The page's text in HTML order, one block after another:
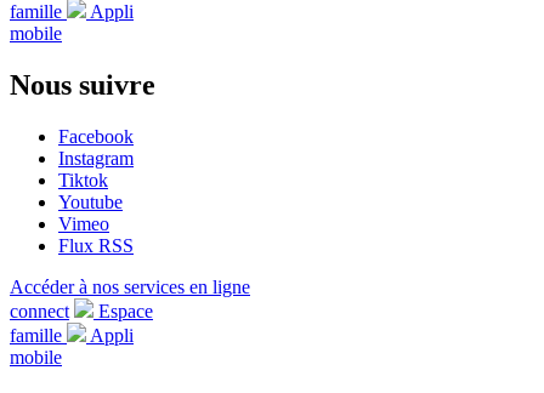
famille
Appli
mobile
Nous suivre
Facebook
Instagram
Tiktok
Youtube
Vimeo
Flux RSS
Accéder à nos services en ligne
connect
Espace
famille
Appli
mobile